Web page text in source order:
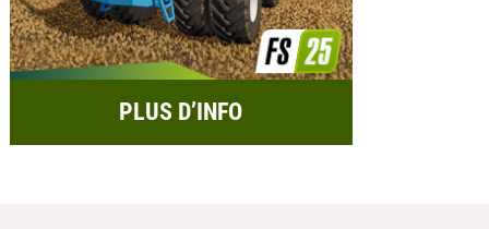
PLUS D’INFO